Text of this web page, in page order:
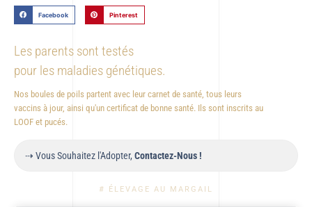
Facebook Pinterest
Les parents sont testés
pour les maladies génétiques.
Nos boules de poils partent avec leur carnet de santé, tous leurs
vaccins à jour, ainsi qu'un certificat de bonne santé. Ils sont inscrits au
LOOF et pucés.
⇢ Vous Souhaitez l'Adopter, Contactez-Nous !
# ÉLEVAGE AU MARGAIL